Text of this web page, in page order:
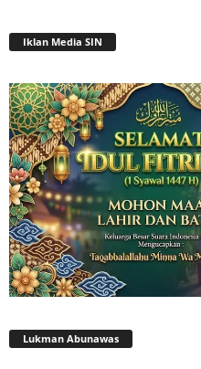
Iklan Media SIN
Lukman Abunawas